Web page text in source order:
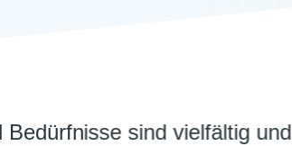
Bedürfnisse sind vielfältig und